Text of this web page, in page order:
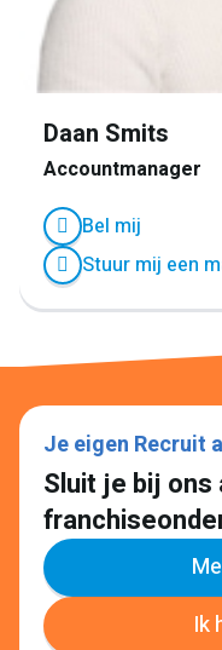
Daan Smits
Accountmanager
Bel mij
Stuur mij een
Je eigen Recruit
Sluit je bij ons
Ik